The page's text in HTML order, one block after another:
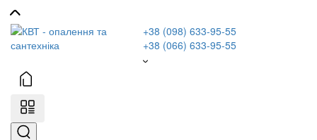
+38 (098) 633-95-55
+38 (066) 633-95-55